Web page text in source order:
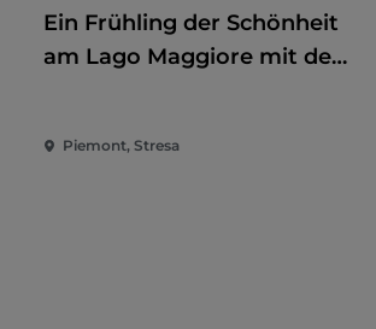
Ein Frühling der Schönheit
am Lago Maggiore mit der
der Villa Taranto
Piemont, Stresa